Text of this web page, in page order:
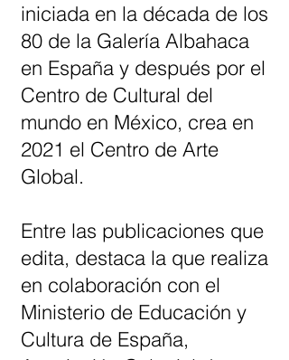
iniciada en la década de los
80 de la Galería Albahaca
en España y después por el
Centro de Cultural del
mundo en México, crea en
2021 el Centro de Arte
Global.
Entre las publicaciones que
edita, destaca la que realiza
en colaboración con el
Ministerio de Educación y
Cultura de España,